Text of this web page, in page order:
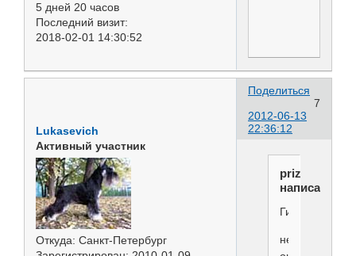
5 дней 20 часов
Последний визит:
2018-02-01 14:30:52
Поделиться
7
2012-06-13
22:36:12
Lukasevich
Активный участник
Откуда: Санкт-Петербург
priz
написал(а):
Гимли
не